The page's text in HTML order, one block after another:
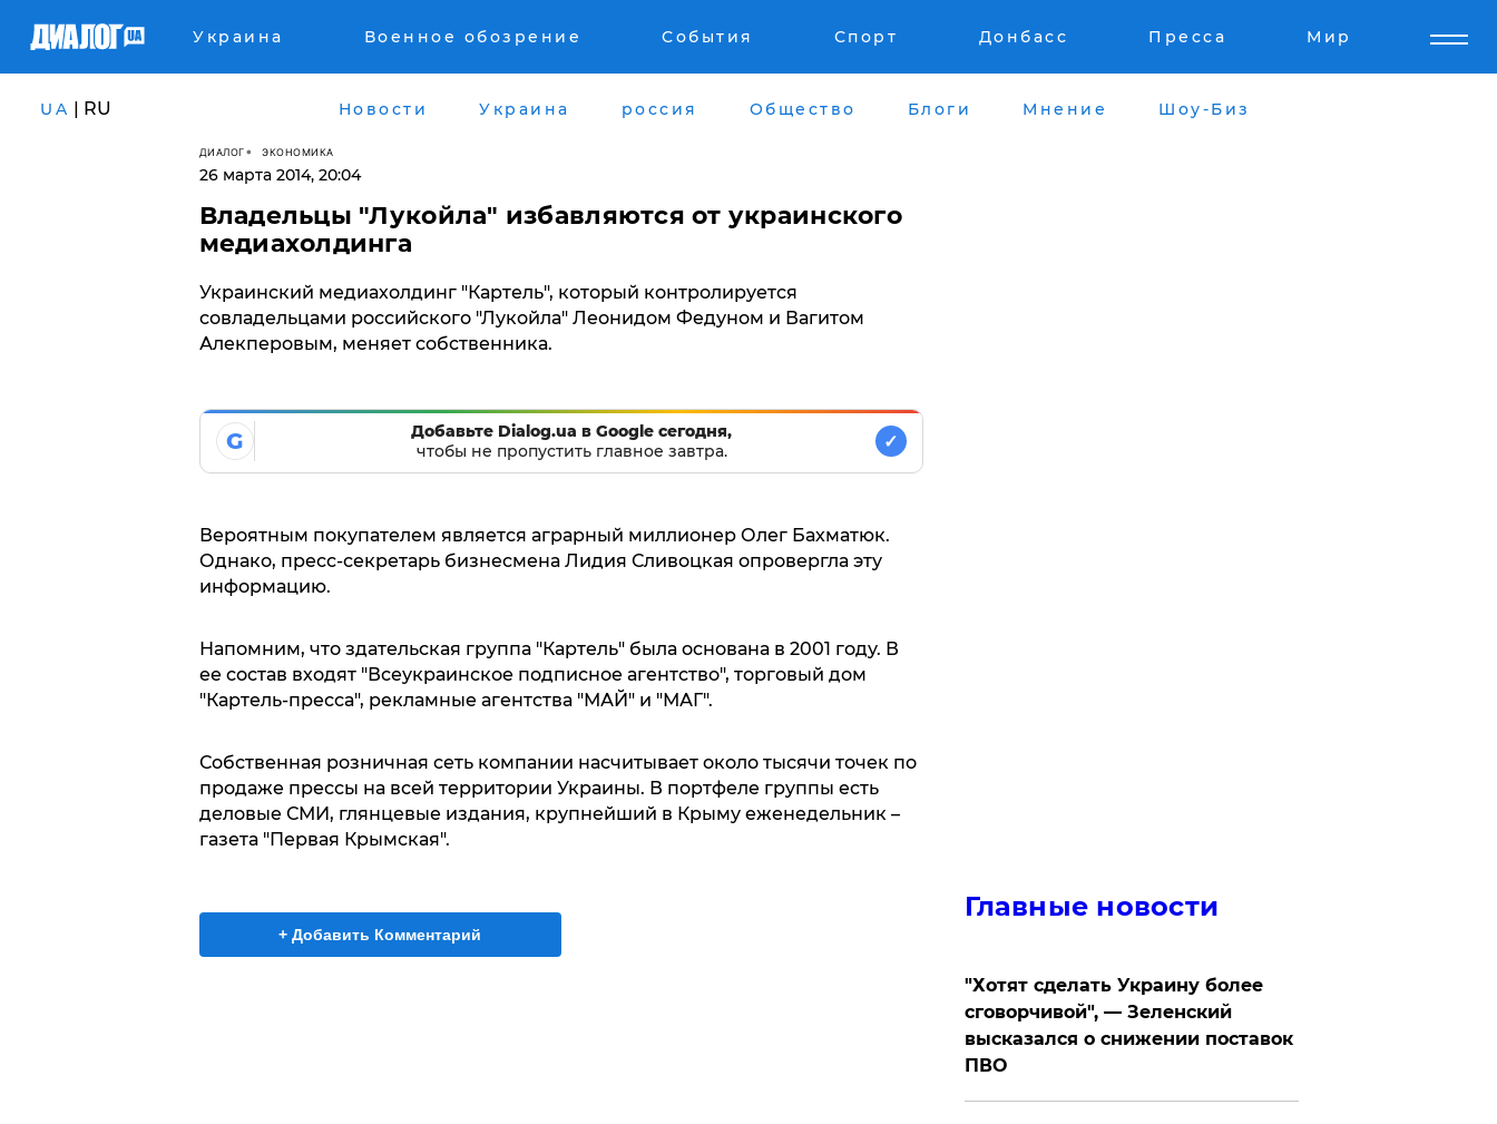
Украина Военное обозрение События Спорт Донбасс Пресса Мир
UA | RU Новости Украина россия Общество Блоги Мнение Шоу-Биз
ДИАЛОГ ЭКОНОМИКА
26 марта 2014, 20:04
Владельцы "Лукойла" избавляются от украинского
медиахолдинга
Украинский медиахолдинг "Картель", который контролируется
совладельцами российского "Лукойла" Леонидом Федуном и Вагитом
Алекперовым, меняет собственника.
G
Добавьте Dialog.ua в Google сегодня,
чтобы не пропустить главное завтра.
✓
Вероятным покупателем является аграрный миллионер Олег Бахматюк.
Однако, пресс-секретарь бизнесмена Лидия Сливоцкая опровергла эту
информацию.
Напомним, что здательская группа "Картель" была основана в 2001 году. В
ее состав входят "Всеукраинское подписное агентство", торговый дом
"Картель-пресса", рекламные агентства "МАЙ" и "МАГ".
Собственная розничная сеть компании насчитывает около тысячи точек по
продаже прессы на всей территории Украины. В портфеле группы есть
деловые СМИ, глянцевые издания, крупнейший в Крыму еженедельник –
газета "Первая Крымская".
+ Добавить Комментарий
Главные новости
​"Хотят сделать Украину более
сговорчивой", — Зеленский
высказался о снижении поставок
ПВО